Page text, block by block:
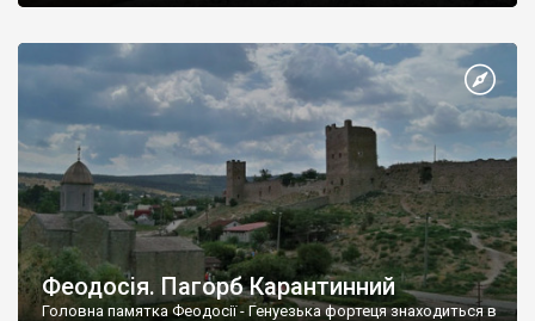
Феодосія. Пагорб Карантинний
Головна памятка Феодосії - Генуезька фортеця знаходиться в